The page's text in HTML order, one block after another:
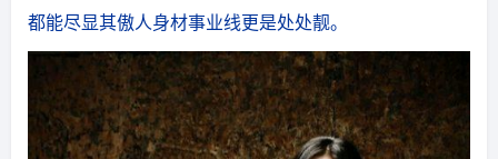
都能尽显其傲人身材事业线更是处处靓。